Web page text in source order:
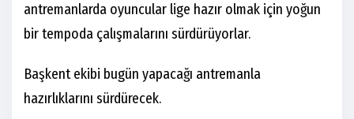
antremanlarda oyuncular lige hazır olmak için yoğun
bir tempoda çalışmalarını sürdürüyorlar.
Başkent ekibi bugün yapacağı antremanla
hazırlıklarını sürdürecek.